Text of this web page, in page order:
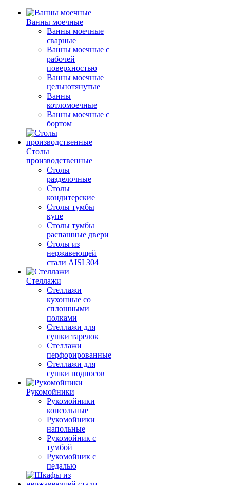
Ванны моечные
Ванны моечные
сварные
Ванны моечные с
рабочей
поверхностью
Ванны моечные
цельнотянутые
Ванны
котломоечные
Ванны моечные с
бортом
Столы
производственные
Столы
разделочные
Столы
кондитерские
Столы тумбы
купе
Столы тумбы
распашные двери
Столы из
нержавеющей
стали AISI 304
Стеллажи
Стеллажи
кухонные со
сплошными
полками
Стеллажи для
сушки тарелок
Стеллажи
перфорированные
Стеллажи для
сушки подносов
Рукомойники
Рукомойники
консольные
Рукомойники
напольные
Рукомойник с
тумбой
Рукомойник с
педалью